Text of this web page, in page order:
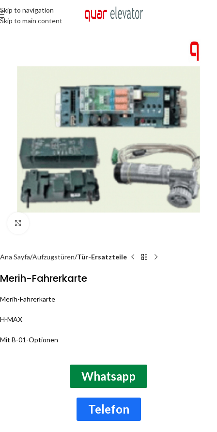
Skip to navigation
Skip to main content
Ana Sayfa Aufzugstüren Tür-Ersatzteile
Merih-Fahrerkarte
Merih-Fahrerkarte
H-MAX
Mit B-01-Optionen
Whatsapp
Telefon